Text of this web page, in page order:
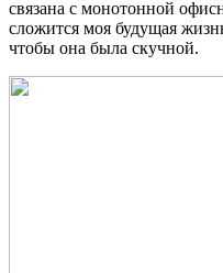
связана с монотонной
сложится моя будущая
чтобы она была скучной.